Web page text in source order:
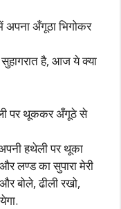
अँगूठा भिगोकर
है, आज ये क्या
पर थूककर अँगूठे से
हथेली पर थूका
लण्ड का सुपारा मेरी
बोले, ढीली रखो,